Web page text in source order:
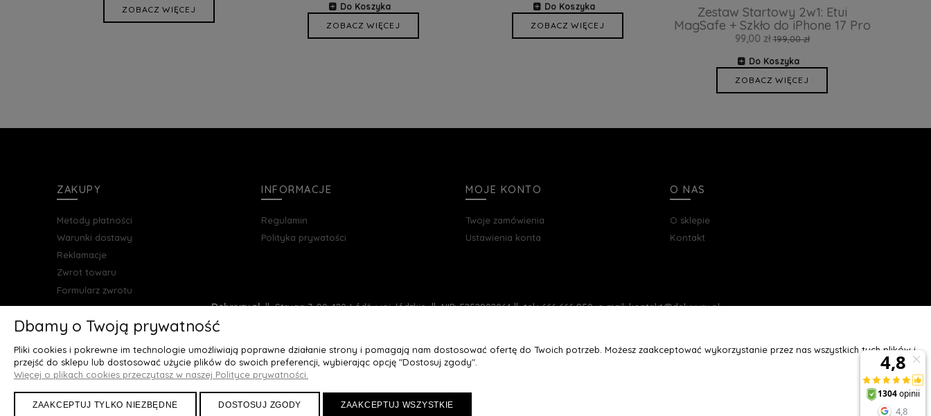
ZOBACZ WIĘCEJ
Do Koszyka
ZOBACZ WIĘCEJ
Do Koszyka
ZOBACZ WIĘCEJ
Zestaw Startowy 2w1: Etui
MagSafe + Szkło do iPhone 17 Pro
99,00 zł 199,00 zł
Do Koszyka
ZOBACZ WIĘCEJ
ZAKUPY
Metody płatności
Warunki dostawy
Reklamacje
Zwrot towaru
Formularz zwrotu
INFORMACJE
Regulamin
Polityka prywatości
MOJE KONTO
Twoje zamówienia
Ustawienia konta
O NAS
O sklepie
Kontakt
Deluxury.pl|| Struga 7, 90-420 Łódź, woj. łódzkie || NIP: 5252902064 || tel.: 666 666 950, e-mail: kontakt@deluxury.pl
MaxsoteRocoto Theme. All rights reserved
Dbamy o Twoją prywatność
Pliki cookies i pokrewne im technologie umożliwiają poprawne działanie strony i pomagają nam dostosować ofertę do Twoich potrzeb. Możesz zaakceptować wykorzystanie przez nas wszystkich tych plików i
przejść do sklepu lub dostosować użycie plików do swoich preferencji, wybierając opcję "Dostosuj zgody".
Więcej o plikach cookies przeczytasz w naszej Polityce prywatności.
ZAAKCEPTUJ TYLKO NIEZBĘDNE DOSTOSUJ ZGODY ZAAKCEPTUJ WSZYSTKIE